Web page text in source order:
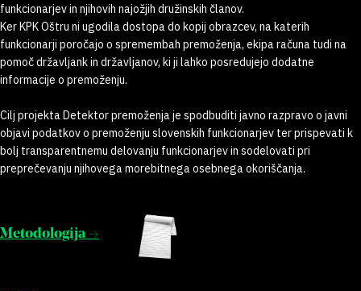
funkcionarjev in njihovih najožjih družinskih članov.
Ker KPK Oštru ni ugodila dostopa do kopij obrazcev, na katerih
funkcionarji poročajo o spremembah premoženja, ekipa računa tudi na
pomoč državljank in državljanov, ki ji lahko posredujejo dodatne
informacije o premoženju.
Cilj projekta Detektor premoženja je spodbuditi javno razpravo o javni
objavi podatkov o premoženju slovenskih funkcionarjev ter prispevati k
bolj transparentnemu delovanju funkcionarjev in sodelovati pri
preprečevanju njihovega morebitnega osebnega okoriščanja.
Metodologija →